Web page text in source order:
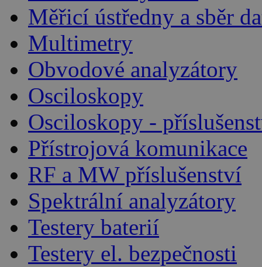
Měřicí ústředny a sběr
Multimetry
Obvodové analyzátory
Osciloskopy
Osciloskopy -
Přístrojová komunikace
RF a MW příslušenství
Spektrální analyzátory
Testery baterií
Testery el. bezpečnosti